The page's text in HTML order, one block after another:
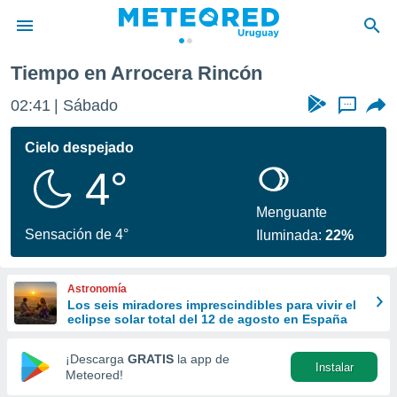
de
ha
calidad.
a este
las
y
forma
digital
basada
Tiempo en Arrocera Rincón
02:41 Sábado ...
Cielo despejado
4°
Sensación de 4°
Menguante
Iluminada:22%
Astronomía
Los seis miradores imprescindibles para vivir el
eclipse solar total del 12 de agosto en España
¡Descarga GRATIS la app de
Meteored!
Instalar